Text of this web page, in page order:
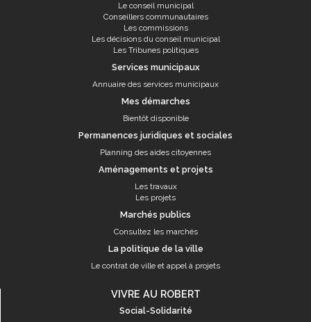
Le conseil municipal
Conseillers communautaires
Les commissions
Les décisions du conseil municipal
Les Tribunes politiques
Services municipaux
Annuaire des services municipaux
Mes démarches
Bientôt disponible
Permanences juridiques et sociales
Planning des aides citoyennes
Aménagements et projets
Les travaux
Les projets
Marchés publics
Consultez les marchés
La politique de la ville
Le contrat de ville et appel à projets
VIVRE AU ROBERT
Social-Solidarité